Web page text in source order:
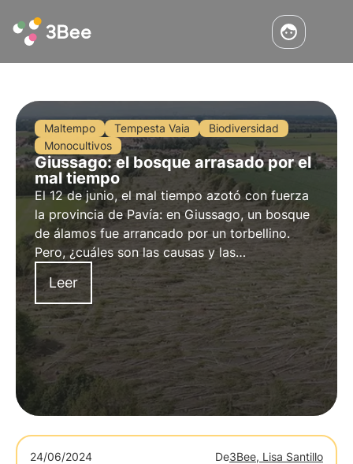
Maltempo Tempesta Vaia
Biodiversidad
Monocultivos
Giussago: el bosque arrasado por el
mal tiempo
El 12 de junio, el mal tiempo azotó con fuerza
la provincia de Pavía: en Giussago, un bosque
de álamos fue arrancado por un torbellino.
Pero, ¿cuáles son las causas y las
consecuencias de catástrofes climáticas como
ésta? ¿Qué repercusiones tienen en la
biodiversidad? Más información en este
artículo.
Leer
24/06/2024 De3Bee, Lisa Santillo